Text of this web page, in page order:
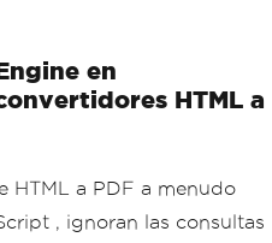
en
HTML a
HTML a PDF a menudo
, ignoran las consultas